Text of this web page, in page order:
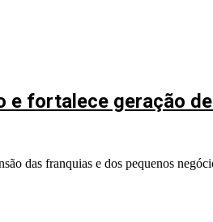
e fortalece geração
das franquias e dos pequenos